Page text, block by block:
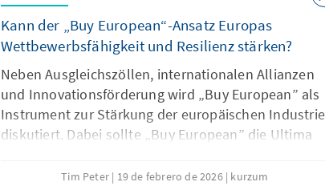
Kann der „Buy European“-Ansatz Europas
Wettbewerbsfähigkeit und Resilienz stärken?
Neben Ausgleichszöllen, internationalen Allianzen
und Innovationsförderung wird „Buy European” als
Instrument zur Stärkung der europäischen Industrie
diskutiert. Dabei sollte „Buy European” die Ultima
angewandt werden. Effektiver wäre eine
Tim Peter 19 de febrero de 2026 kurzum